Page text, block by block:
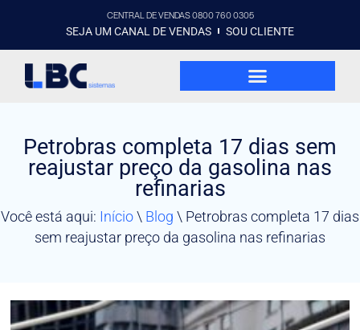
CENTRAL DE VENDAS 0800 760 0305
SEJA UM CANAL DE VENDAS SOU CLIENTE
Petrobras completa 17 dias sem
reajustar preço da gasolina nas
refinarias
Você está aqui: Início\ Blog \ Petrobras completa 17 dias
sem reajustar preço da gasolina nas refinarias